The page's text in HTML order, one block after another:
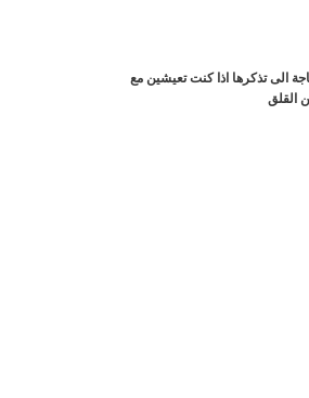
الى تذكرها اذا كنت تعيشين مع
القلق